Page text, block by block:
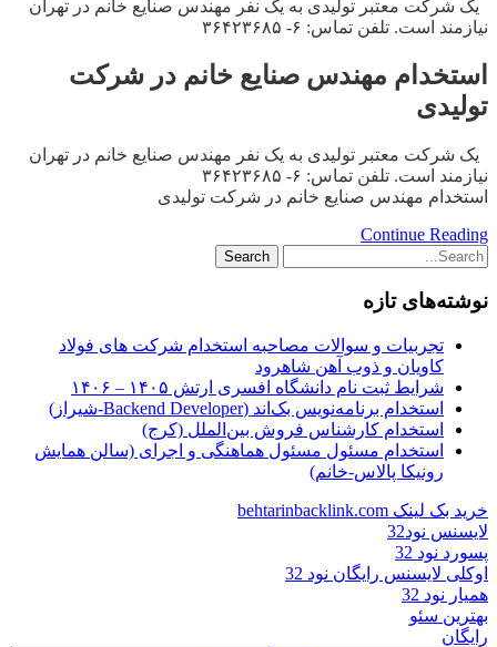
یک شرکت معتبر تولیدی به یک نفر مهندس صنایع خانم در تهران
نیازمند است. تلفن تماس: ۶- ۳۶۴۲۳۶۸۵
استخدام مهندس صنایع خانم در شرکت
تولیدی
یک شرکت معتبر تولیدی به یک نفر مهندس صنایع خانم در تهران
نیازمند است. تلفن تماس: ۶- ۳۶۴۲۳۶۸۵
استخدام مهندس صنایع خانم در شرکت تولیدی
Continue Reading
نوشته‌های تازه
تجربیات و سوالات مصاحبه استخدام شرکت های فولاد
کاویان و ذوب آهن شاهرود
شرایط ثبت نام دانشگاه افسری ارتش ۱۴۰۵ – ۱۴۰۶
استخدام برنامه‌نویس بک‌اند (Backend Developer-شیراز)
استخدام کارشناس فروش بین‌الملل (کرج)
استخدام مسئول مسئول هماهنگی و اجرای (سالن همایش
رونیکا پالاس-خانم)
خرید بک لینک behtarinbacklink.com
لایسنس نود32
پسورد نود 32
اوکلی لایسنس رایگان نود 32
همیار نود 32
بهترین سئو
رایگان